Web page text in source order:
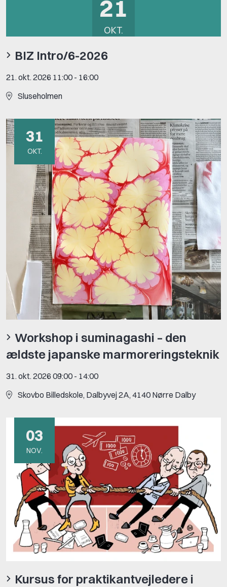
21
OKT.
BIZ Intro/6-2026
21. okt. 2026 11:00 - 16:00
Sluseholmen
31
OKT.
Workshop i suminagashi – den
ældste japanske marmoreringsteknik
31. okt. 2026 09:00 - 14:00
Skovbo Billedskole, Dalbyvej 2A, 4140 Nørre Dalby
03
NOV.
Kursus for praktikantvejledere i